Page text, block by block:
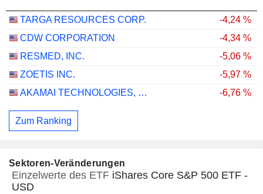
TARGA RESOURCES CORP.
-4,24 %
CDW CORPORATION
-4,34 %
RESMED, INC.
-5,06 %
ZOETIS INC.
-5,97 %
AKAMAI TECHNOLOGIES, INC.
-6,76 %
Zum Ranking
Sektoren-Veränderungen
Einzelwerte des ETF iShares Core S&P 500 ETF -
USD